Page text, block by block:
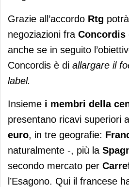
Grazie all’accordo Rtg
negoziazioni fra Concordis
anche se in seguito
Concordis è di allargare il
label.
Insieme i membri della
presentano ricavi superiori
euro, in tre geografie:
naturalmente -, più la
secondo mercato per
l’Esagono. Qui il francese